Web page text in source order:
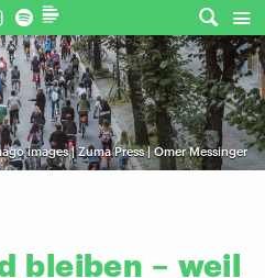
images | Zuma Press | Omer Messinger
bleiben – weil